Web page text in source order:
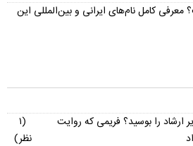
کامل نام‌های ایرانی و بین‌المللی این
را بوسید؟ فریمی که روایت
(۱
نظر)